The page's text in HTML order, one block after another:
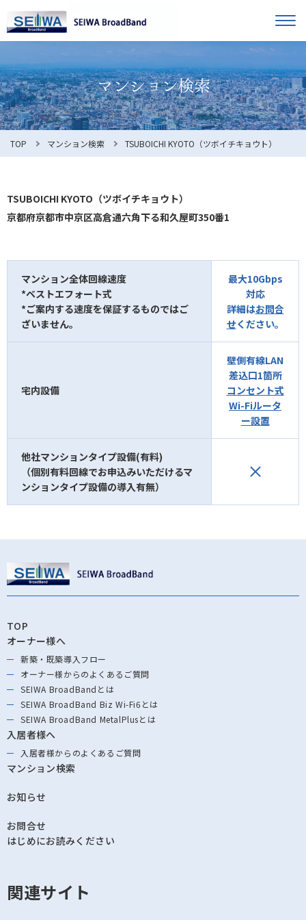
オーナー様へ
入居者様へ
お知らせ
利用規約
お問合せ マンション検索
TOP マンション検索 TSUBOICHI KYOTO（ツボイチキョウト）
TSUBOICHI KYOTO（ツボイチキョウト）
京都府京都市中京区高倉通六角下る和久屋町350番1
マンション全体回線速度
*ベストエフォート式
*ご案内する速度を保証するものではご
ざいません。
最大10Gbps
対応
詳細はお問合
せください。
宅内設備
壁側有線LAN
差込口1箇所
コンセント式
Wi-Fiルータ
ー設置
他社マンションタイプ設備(有料)
（個別有料回線でお申込みいただけるマ
ンションタイプ設備の導入有無）
TOP
オーナー様へ
新築・既築導⼊フロー
オーナー様からのよくあるご質問
SEIWA BroadBandとは
SEIWA BroadBand Biz Wi-Fi6とは
SEIWA BroadBand MetalPlusとは
入居者様へ
入居者様からのよくあるご質問
マンション検索
お知らせ
お問合せ
はじめにお読みください
関連サイト